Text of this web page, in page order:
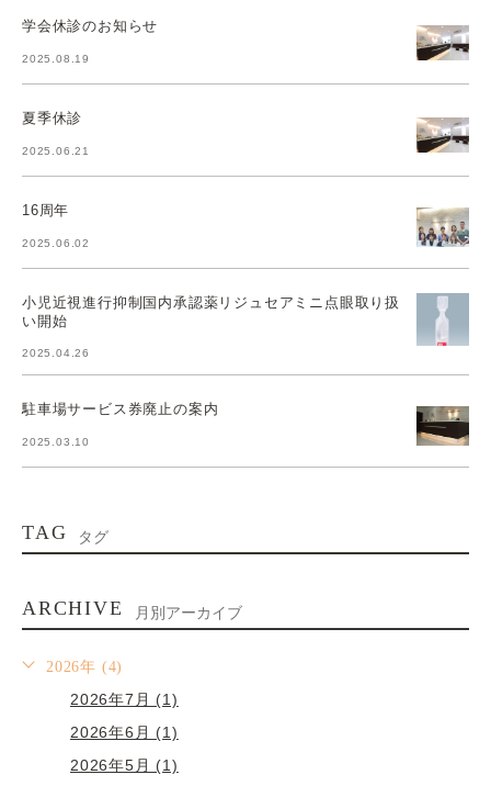
学会休診のお知らせ
2025.08.19
夏季休診
2025.06.21
16周年
2025.06.02
小児近視進行抑制国内承認薬リジュセアミニ点眼取り扱
い開始
2025.04.26
駐車場サービス券廃止の案内
2025.03.10
TAG タグ
ARCHIVE 月別アーカイブ
2026年 (4)
2026年7月 (1)
2026年6月 (1)
2026年5月 (1)